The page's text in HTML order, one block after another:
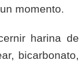
momento.
harina de
bicarbonato,